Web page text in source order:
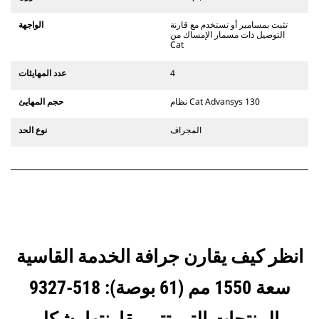
الثابتة. تتميز قارنات التوصيل المخصصة
الواجهة
تثبت بمسامير أو تستخدم مع قارنة
التوصيل ذات مسمار الإمساك من
Cat
عدد المهايئات 4
حجم المهايئ نظام Cat Advansys 130
نوع الحد المجراف
انظر كيف يقارن جرافة الخدمة القاسية
سعة 1550 مم (61 بوصة): 518-9327